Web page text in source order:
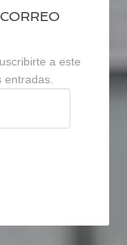
a este